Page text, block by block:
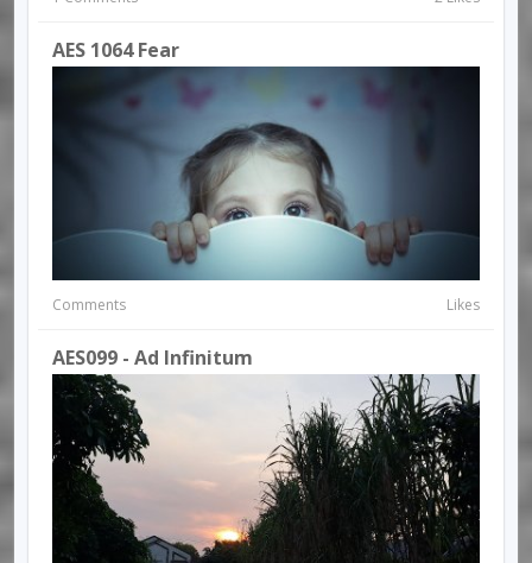
AES 1064 Fear
Comments Likes
AES099 - Ad Infinitum